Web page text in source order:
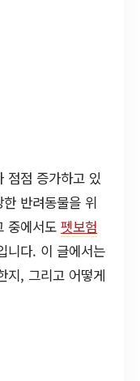
점점 증가하고 있
반려동물을 위
중에서도 펫보험
니다. 이 글에서는
지, 그리고 어떻게